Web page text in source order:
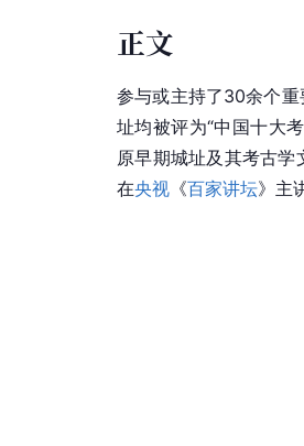
正文
参与或主持了30余个
址均被评为“中国十大
原早期城址及其考古
在央视 《百家讲坛》主